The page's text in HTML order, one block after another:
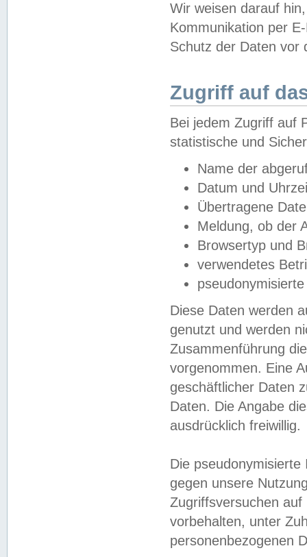
Wir weisen darauf
Kommunikation per
Schutz der Daten vor
Zugriff auf
Bei jedem Zugriff auf
statistische und
Name der
Datum und
Übertragene
Meldung, ob der
Browsertyp und
verwendetes
Diese Daten werden
genutzt und werden
Zusammenführung
vorgenommen. Eine
geschäftlicher Daten
Daten. Die Angabe
ausdrücklich freiwillig.
Die
gegen unsere
Zugriffsversuchen
vorbehalten, unter
personenbezogenen